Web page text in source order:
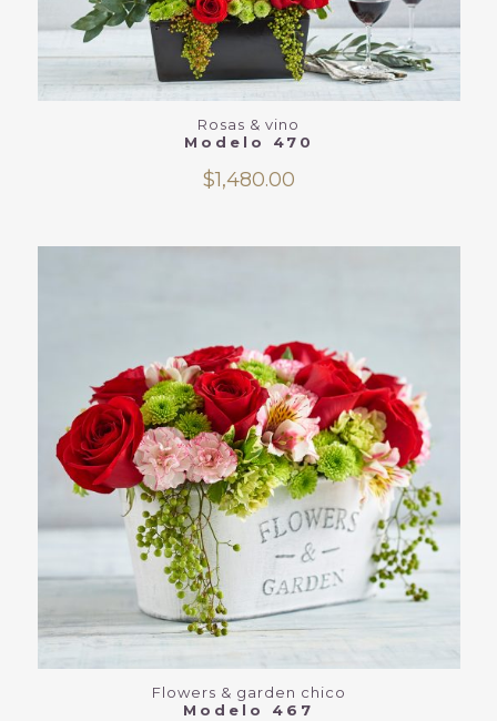
Rosas & vino
Modelo 470
$1,480.00
Flowers & garden chico
Modelo 467